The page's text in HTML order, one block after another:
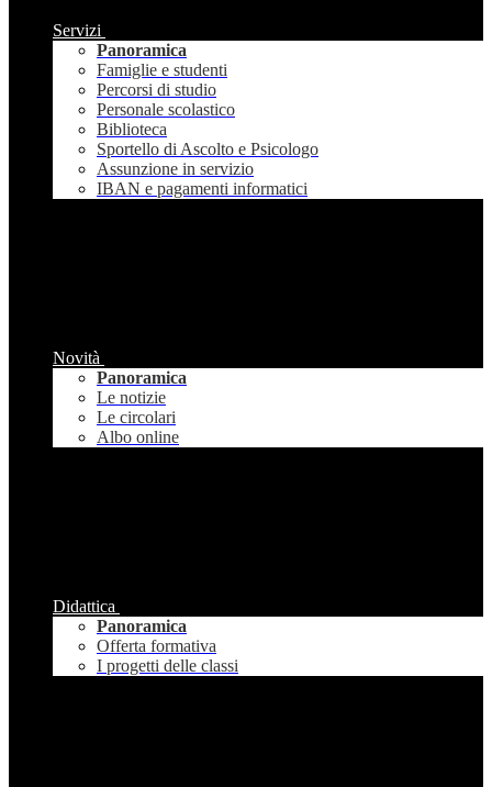
Servizi
Panoramica
Famiglie e studenti
Percorsi di studio
Personale scolastico
Biblioteca
Sportello di Ascolto e Psicologo
Assunzione in servizio
IBAN e pagamenti informatici
Novità
Panoramica
Le notizie
Le circolari
Albo online
Didattica
Panoramica
Offerta formativa
I progetti delle classi